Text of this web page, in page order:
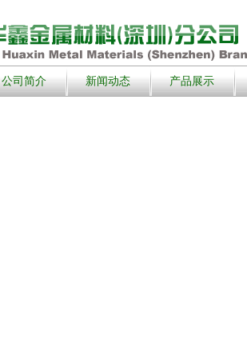
公司简介 新闻动态 产品展示